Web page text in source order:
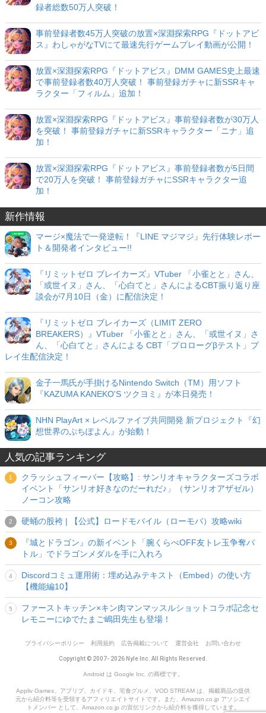
録者総数50万人突破！
事前登録者数45万人突破の放置×深淵探索RPG『ドットアビ
ス』わしゃがなTVにて最速先行ゲームプレイ動画が公開！
放置×深淵探索RPG『ドットアビス』DMM GAMES史上最速
で事前登録者数40万人突破！ 事前登録ガチャに新SSRキャ
ラクター「フィルム」追加！
放置×深淵探索RPG『ドットアビス』事前登録者数が30万人
を突破！ 事前登録ガチャに新SSRキャラクター「ニナ」追
加！
放置×深淵探索RPG『ドットアビス』事前登録者数が5日間
で20万人を突破！ 事前登録ガチャにSSRキャラクター追
加！
新作情報
マージ×魔法で一発逆転！『LINE マジマジ』先行体験レポー
ト＆開発者インタビュー!!
『リミットゼロ ブレイカーズ』VTuber 「小雀とと」さん、
「或世イヌ」さん、「心白てと」さんによるCBT振り返り座
談会が7月10日（金）に配信決定！
『リミットゼロ ブレイカーズ（LIMIT ZERO
BREAKERS）』VTuber 「小雀とと」さん、「或世イヌ」さ
ん、「心白てと」さんによる CBT「プロローグβテスト」プ
レイ生配信決定！
金子一馬氏が手掛けるNintendo Switch（TM）用ソフト
『KAZUMA KANEKO'S ツクヨミ』が本日発売！
NHN PlayArt × レベルファイブ共同開発 新プロジェクト『幻
想世界のぷちぽよん』が始動！
人気の記事ランキング
クラッシュフィーバー【攻略】: サンリオキャラクターズコラボ
イベント「サンリオ好きなのだーれだ♪」（サンリオアザゼル）
ノーコン攻略
硬蛹の股袴 | 【公式】ロードモバイル（ローモバ）攻略wiki
『城とドラゴン』の新イベント「腕くらべOFF友トレ玉争奪バ
トル」でドラゴンメダルを手に入れろ
Discordコミュ運用術：埋め込みテキスト（Embed）の使い方
【機能編10】
ファーストキッチン×キン肉マンマッスルショットコラボ記念セ
レモニーにゆでたまご嶋田先生も登場！
プライバシーポリシー 利用規約 広告掲載について 運営会社 お問い合わせ
Copyright © 2007- 2026 Nyle Inc. All Rights Reserved.
Android は Google Inc. の商標です。
Appliv Games、アプリブ、カイドキ、宅食グルメ、VOD STREAM は、掲載商品の提供
元から紹介料等を受領するアフィリエイトサイトです。また、Amazon.co.jp アソシエイ
トメンバー として、Amazon.co.jp の宣伝リンクから紹介料を獲得しています。